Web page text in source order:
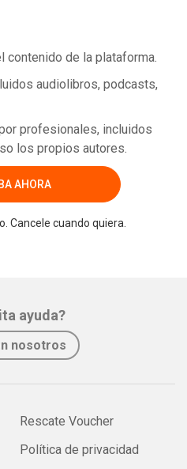
contenido de la plataforma.
audiolibros, podcasts,
profesionales, incluidos
los propios autores.
AHORA
Cancele cuando quiera.
ayuda?
nosotros
Rescate Voucher
Política de privacidad